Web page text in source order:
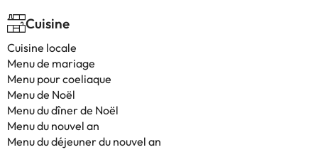
Cuisine
Cuisine locale
Menu de mariage
Menu pour coeliaque
Menu de Noël
Menu du dîner de Noël
Menu du nouvel an
Menu du déjeuner du nouvel an